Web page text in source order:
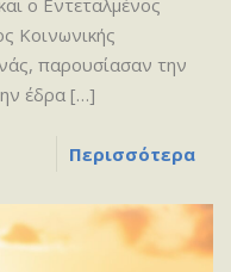
ο Εντεταλμένος
Κοινωνικής
παρουσίασαν την
έδρα […]
Περισσότερα